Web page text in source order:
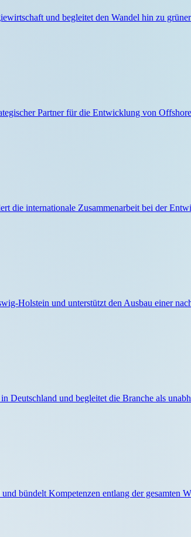
und begleitet den Wandel hin zu
Partner für die Entwicklung von
die internationale Zusammenarbeit bei der
Holstein und unterstützt den Ausbau einer
und begleitet die Branche als
bündelt Kompetenzen entlang der gesamten